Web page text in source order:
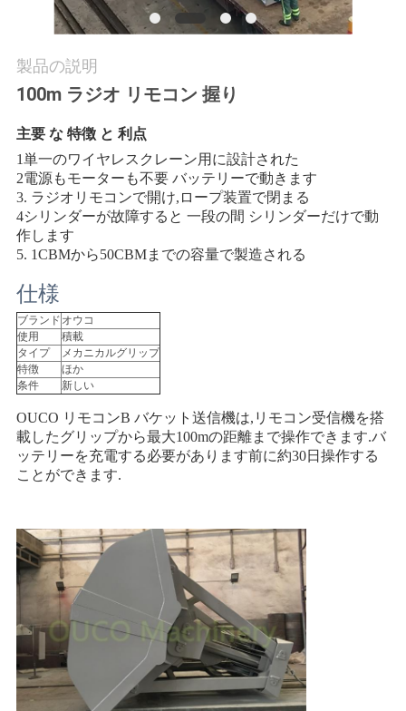
ア
ー
品
質
管
理
ニ
ュ
ー
ス
件
CONTACT
US
地
製品の説明
100m ラジオ リモコン 握り
主要 な 特徴 と 利点
1単一のワイヤレスクレーン用に設計された
2電源もモーターも不要 バッテリーで動きます
3. ラジオリモコンで開け,ロープ装置で閉まる
4シリンダーが故障すると 一段の間 シリンダーだけで動
作します
5. 1CBMから50CBMまでの容量で製造される
仕様
ブランド オウコ
使用
積載
タイプ
メカニカルグリップ
特徴
ほか
条件
新しい
OUCO リモコンB バケット 送信機は,リモコン受信機を搭
載したグリップから最大100mの距離まで操作できます.バ
ッテリーを充電する必要があります前に約30日操作する
ことができます.